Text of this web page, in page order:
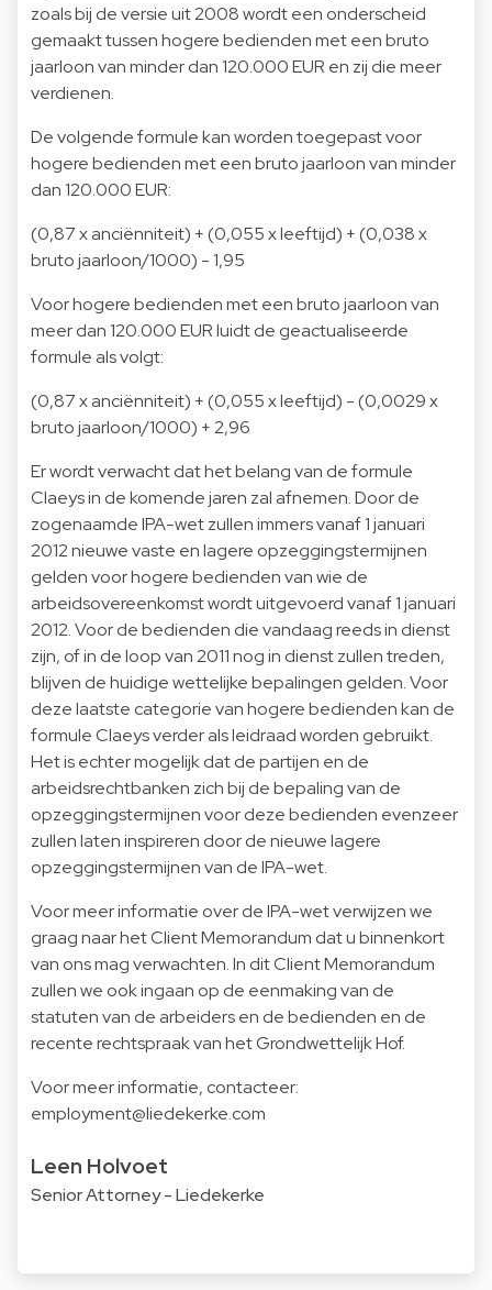
zoals bij de versie uit 2008 wordt een onderscheid
gemaakt tussen hogere bedienden met een bruto
jaarloon van minder dan 120.000 EUR en zij die meer
verdienen.
De volgende formule kan worden toegepast voor
hogere bedienden met een bruto jaarloon van minder
dan 120.000 EUR:
(0,87 x anciënniteit) + (0,055 x leeftijd) + (0,038 x
bruto jaarloon/1000) - 1,95
Voor hogere bedienden met een bruto jaarloon van
meer dan 120.000 EUR luidt de geactualiseerde
formule als volgt:
(0,87 x anciënniteit) + (0,055 x leeftijd) - (0,0029 x
bruto jaarloon/1000) + 2,96
Er wordt verwacht dat het belang van de formule
Claeys in de komende jaren zal afnemen. Door de
zogenaamde IPA-wet zullen immers vanaf 1 januari
2012 nieuwe vaste en lagere opzeggingstermijnen
gelden voor hogere bedienden van wie de
arbeidsovereenkomst wordt uitgevoerd vanaf 1 januari
2012. Voor de bedienden die vandaag reeds in dienst
zijn, of in de loop van 2011 nog in dienst zullen treden,
blijven de huidige wettelijke bepalingen gelden. Voor
deze laatste categorie van hogere bedienden kan de
formule Claeys verder als leidraad worden gebruikt.
Het is echter mogelijk dat de partijen en de
arbeidsrechtbanken zich bij de bepaling van de
opzeggingstermijnen voor deze bedienden evenzeer
zullen laten inspireren door de nieuwe lagere
opzeggingstermijnen van de IPA-wet.
Voor meer informatie over de IPA-wet verwijzen we
graag naar het Client Memorandum dat u binnenkort
van ons mag verwachten. In dit Client Memorandum
zullen we ook ingaan op de eenmaking van de
statuten van de arbeiders en de bedienden en de
recente rechtspraak van het Grondwettelijk Hof.
Voor meer informatie, contacteer:
employment@liedekerke.com
Leen Holvoet
Senior Attorney - Liedekerke